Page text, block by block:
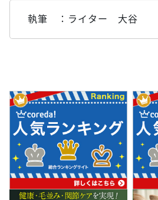
執筆 ：ライター 大谷